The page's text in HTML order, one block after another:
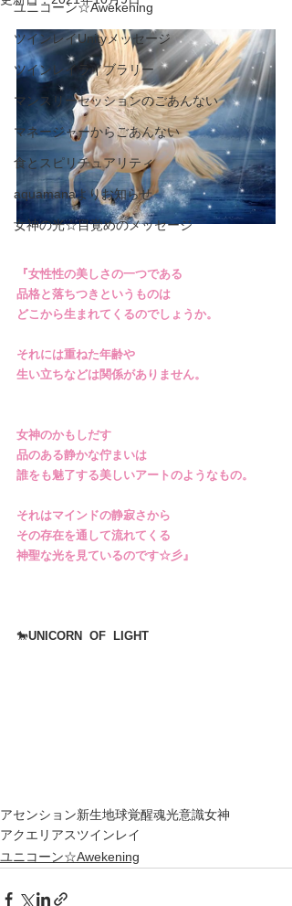
ユニコーン☆Awekening
ツインレイUnityメッセージ
ツインレイライブラリー
マンスリーセッションのごあんない
マネージャーからごあんない
食とスピリチュアリティ
aquamanaよりお知らせ
女神の光☆目覚めのメッセージ
『女性性の美しさの一つである
品格と落ちつきというものは
どこから生まれてくるのでしょうか。
それには重ねた年齢や
生い立ちなどは関係がありません。
女神のかもしだす
品のある静かな佇まいは
誰をも魅了する美しいアートのようなもの。
それはマインドの静寂さから
その存在を通して流れてくる
神聖な光を見ているのです☆彡』
🐎UNICORN  OF  LIGHT
アセンション新生地球覚醒魂光意識女神
アクエリアスツインレイ
ユニコーン☆Awekening